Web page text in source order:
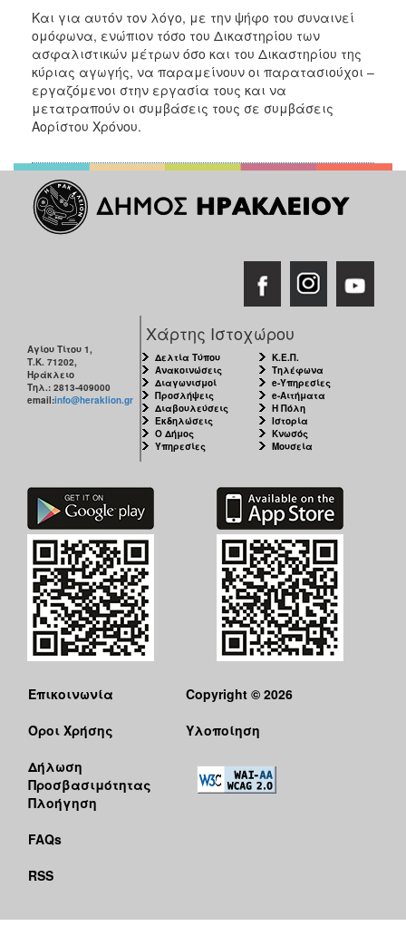
ΤΟΠΟΣ
ΠΟΛΙΤΙΣΜΟΣ
ΑΝΘΕΚΤΙΚΗ
Και για αυτόν τον λόγο, με την ψήφο του συναινεί
ομόφωνα, ενώπιον τόσο του Δικαστηρίου των
ασφαλιστικών μέτρων όσο και του Δικαστηρίου της
κύριας αγωγής, να παραμείνουν οι παρατασιούχοι –
εργαζόμενοι στην εργασία τους και να
μετατραπούν οι συμβάσεις τους σε συμβάσεις
Αορίστου Χρόνου.
Αγίου Τίτου 1,
Τ.Κ. 71202,
Ηράκλειο
Τηλ.: 2813-409000
email:info@heraklion.gr
Χάρτης Ιστοχώρου
Δελτία Τύπου
Ανακοινώσεις
Διαγωνισμοί
Προσλήψεις
Διαβουλεύσεις
Εκδηλώσεις
Ο Δήμος
Υπηρεσίες
Κ.Ε.Π.
Τηλέφωνα
e-Υπηρεσίες
e-Αιτήματα
Η Πόλη
Ιστορία
Κνωσός
Μουσεία
Επικοινωνία
Όροι Χρήσης
Δήλωση
Προσβασιμότητας
Πλοήγηση
FAQs
RSS
Copyright © 2026
Υλοποίηση